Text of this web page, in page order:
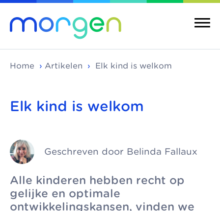
Over ons
koepel van
toonaangevende
kinderopvang-
organisaties in Den
Haag, Rijswijk en
Maatschappelijke
Pedagogische
Merken
verschillende
kinderopvangmerken
en kindcentra, die
samen alle vormen
van kinderopvang
Kinderopvang
kindcentra
Meer Morgen
Home › Artikelen › Elk kind is welkom
Elk kind is welkom
Geschreven door Belinda Fallaux
Alle kinderen hebben recht op
gelijke en optimale
ontwikkelingskansen, vinden we